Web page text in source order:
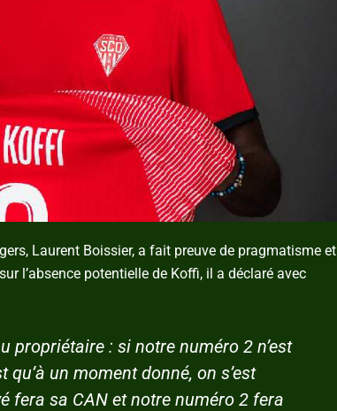
Laurent Boissier, a fait preuve de pragmatisme et
l’absence potentielle de Koffi, il a déclaré avec
propriétaire : si notre numéro 2 n’est
un moment donné, on s’est
fera sa CAN et notre numéro 2 fera